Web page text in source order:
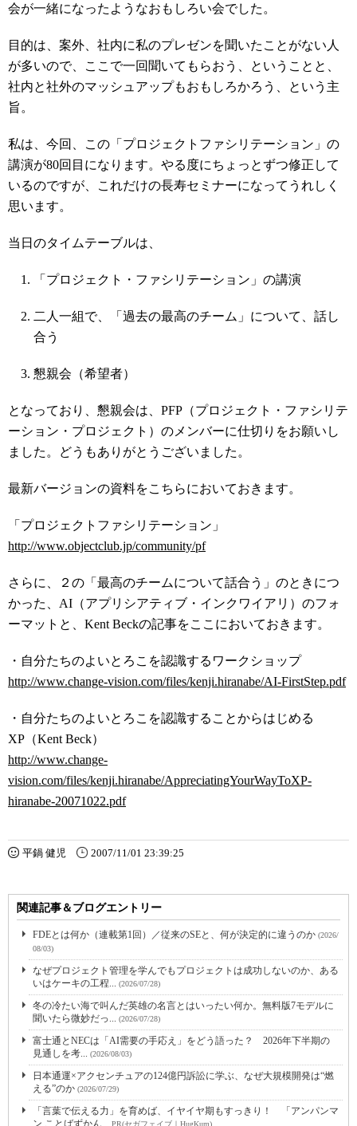
会が一緒になったようなおもしろい会でした。
目的は、案外、社内に私のプレゼンを聞いたことがない人
が多いので、ここで一回聞いてもらおう、ということと、
社内と社外のマッシュアップもおもしろかろう、という主
旨。
私は、今回、この「プロジェクトファシリテーション」の
講演が80回目になります。やる度にちょっとずつ修正して
いるのですが、これだけの長寿セミナーになってうれしく
思います。
当日のタイムテーブルは、
「プロジェクト・ファシリテーション」の講演
二人一組で、「過去の最高のチーム」について、話し
合う
懇親会（希望者）
となっており、懇親会は、PFP（プロジェクト・ファシリテ
ーション・プロジェクト）のメンバーに仕切りをお願いし
ました。どうもありがとうございました。
最新バージョンの資料をこちらにおいておきます。
「プロジェクトファシリテーション」
http://www.objectclub.jp/community/pf
さらに、２の「最高のチームについて話合う」のときにつ
かった、AI（アプリシアティブ・インクワイアリ）のフォ
ーマットと、Kent Beckの記事をここにおいておきます。
・自分たちのよいとろこを認識するワークショップ
http://www.change-vision.com/files/kenji.hiranabe/AI-FirstStep.pdf
・自分たちのよいとろこを認識することからはじめる
XP（Kent Beck）
http://www.change-
vision.com/files/kenji.hiranabe/AppreciatingYourWayToXP-
hiranabe-20071022.pdf
平鍋 健児 2007/11/01 23:39:25
関連記事＆ブログエントリー
FDEとは何か（連載第1回）／従来のSEと、何が決定的に違うのか (2026/
08/03)
なぜプロジェクト管理を学んでもプロジェクトは成功しないのか、ある
いはケーキの工程... (2026/07/28)
冬の冷たい海で叫んだ英雄の名言とはいったい何か。無料版7モデルに
聞いたら微妙だっ... (2026/07/28)
富士通とNECは「AI需要の手応え」をどう語った？ 2026年下半期の
見通しを考... (2026/08/03)
日本通運×アクセンチュアの124億円訴訟に学ぶ、なぜ大規模開発は“燃
える”のか (2026/07/29)
「言葉で伝える力」を育めば、イヤイヤ期もすっきり！ 「アンパンマ
ン ことばずかん...
PR(セガフェイブ｜HugKum)